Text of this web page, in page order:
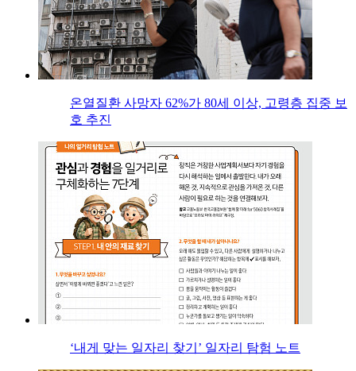
온열질환 사망자 62%가 80세 이상, 고령층 집중 보
호 추진
‘내게 맞는 일자리 찾기’ 일자리 탐험 노트